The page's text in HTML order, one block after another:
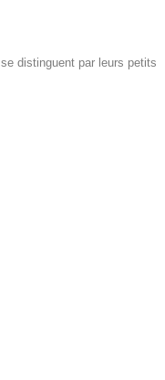
distinguent par leurs petits